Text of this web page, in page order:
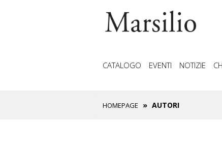
CATALOGO EVENTI NOTIZIE
HOMEPAGE AUTORI